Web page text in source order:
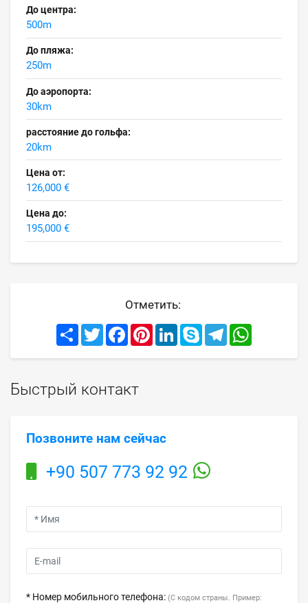
До центра:
500m
До пляжа:
250m
До аэропорта:
30km
расстояние до гольфа:
20km
Цена от:
126,000 €
Цена до:
195,000 €
Отметить:
Share TwitterFacebookPinterestLinkedInSkype Telegram
Быстрый контакт
Позвоните нам сейчас
+90 507 773 92 92
* Номер мобильного телефона: (С кодом страны. Пример: